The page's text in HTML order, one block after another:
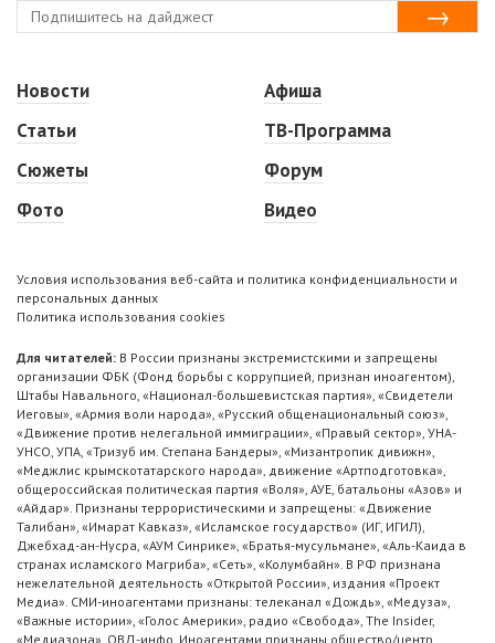
Новости
Статьи
Сюжеты
Фото
Афиша
ТВ-Программа
Форум
Видео
Условия использования веб-сайта и политика конфиденциальности и
персональных данных
Политика использования cookies
Для читателей: В России признаны экстремистскими и запрещены
организации ФБК (Фонд борьбы с коррупцией, признан иноагентом),
Штабы Навального, «Национал-большевистская партия», «Свидетели
Иеговы», «Армия воли народа», «Русский общенациональный союз»,
«Движение против нелегальной иммиграции», «Правый сектор», УНА-
УНСО, УПА, «Тризуб им. Степана Бандеры», «Мизантропик дивижн»,
«Меджлис крымскотатарского народа», движение «Артподготовка»,
общероссийская политическая партия «Воля», АУЕ, батальоны «Азов» и
«Айдар». Признаны террористическими и запрещены: «Движение
Талибан», «Имарат Кавказ», «Исламское государство» (ИГ, ИГИЛ),
Джебхад-ан-Нусра, «АУМ Синрике», «Братья-мусульмане», «Аль-Каида в
странах исламского Магриба», «Сеть», «Колумбайн». В РФ признана
нежелательной деятельность «Открытой России», издания «Проект
Медиа». СМИ-иноагентами признаны: телеканал «Дождь», «Медуза»,
«Важные истории», «Голос Америки», радио «Свобода», The Insider,
«Медиазона», ОВД-инфо. Иноагентами признаны общество/центр